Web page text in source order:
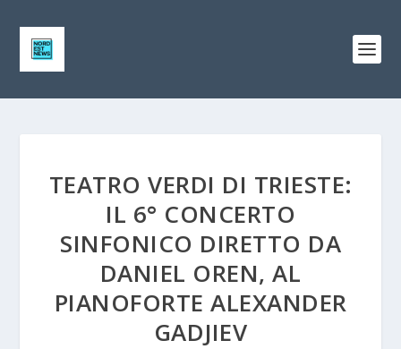
TEATRO VERDI DI TRIESTE:
IL 6° CONCERTO
SINFONICO DIRETTO DA
DANIEL OREN, AL
PIANOFORTE ALEXANDER
GADJIEV